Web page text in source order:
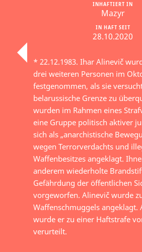
IN HAFT SEIT
28.10.2020
INHAFTIERT IN
Mazyr
* 22.12.1983. Ihar Alinevič
drei weiteren Personen im
festgenommen, als sie
belarussische Grenze zu
wurden im Rahmen eines
eine Gruppe politisch aktiver
sich als „anarchistische
wegen Terrorverdachts und
Waffenbesitzes angeklagt.
anderem wiederholte
Gefährdung der öffentlichen
vorgeworfen. Alinevič wurde
Waffenschmuggels angeklagt.
wurde er zu einer Haftstrafe
verurteilt.